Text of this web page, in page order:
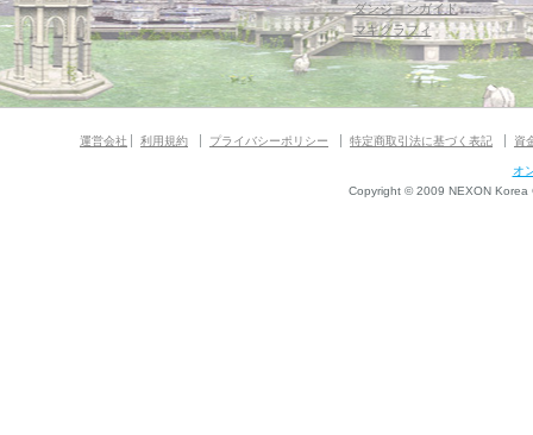
ダンジョンガイド
マギグラフィ
運営会社 利用規約 プライバシーポリシー 特定商取引法に基づく表記 資
オ
Copyright © 2009 NEXON Korea